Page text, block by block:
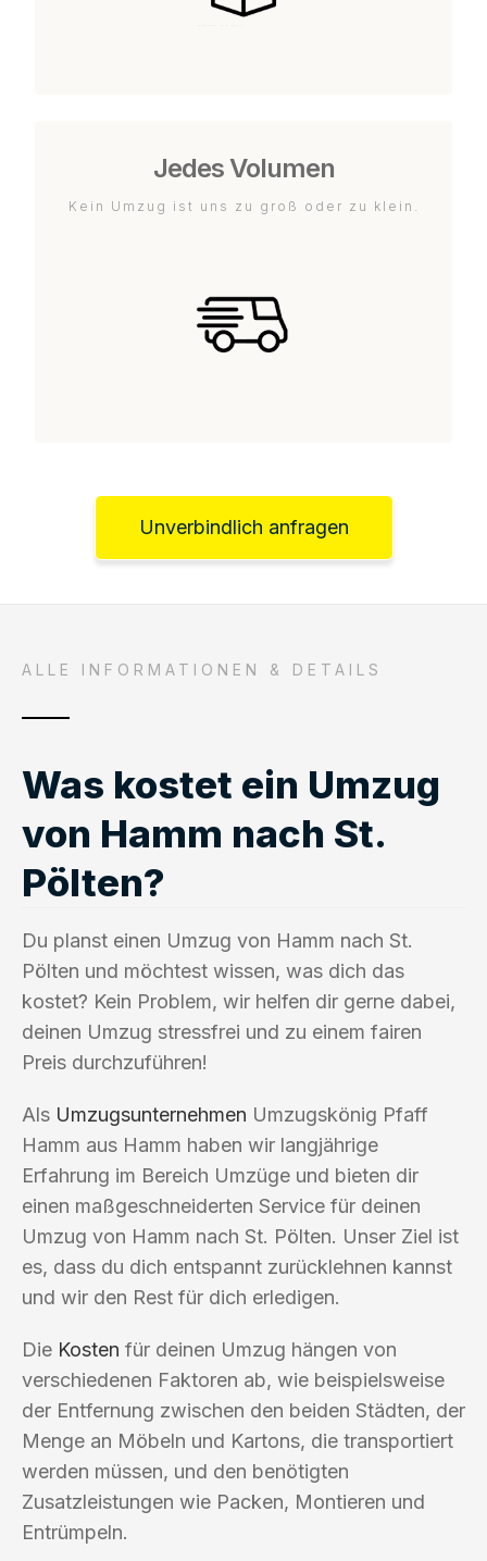
Jedes Volumen
Kein Umzug ist uns zu groß oder zu klein.
Unverbindlich anfragen
ALLE INFORMATIONEN & DETAILS
Was kostet ein Umzug
von Hamm nach St.
Pölten?
Du planst einen Umzug von Hamm nach St.
Pölten und möchtest wissen, was dich das
kostet? Kein Problem, wir helfen dir gerne dabei,
deinen Umzug stressfrei und zu einem fairen
Preis durchzuführen!
Als Umzugsunternehmen Umzugskönig Pfaff
Hamm aus Hamm haben wir langjährige
Erfahrung im Bereich Umzüge und bieten dir
einen maßgeschneiderten Service für deinen
Umzug von Hamm nach St. Pölten. Unser Ziel ist
es, dass du dich entspannt zurücklehnen kannst
und wir den Rest für dich erledigen.
Die Kosten für deinen Umzug hängen von
verschiedenen Faktoren ab, wie beispielsweise
der Entfernung zwischen den beiden Städten, der
Menge an Möbeln und Kartons, die transportiert
werden müssen, und den benötigten
Zusatzleistungen wie Packen, Montieren und
Entrümpeln.